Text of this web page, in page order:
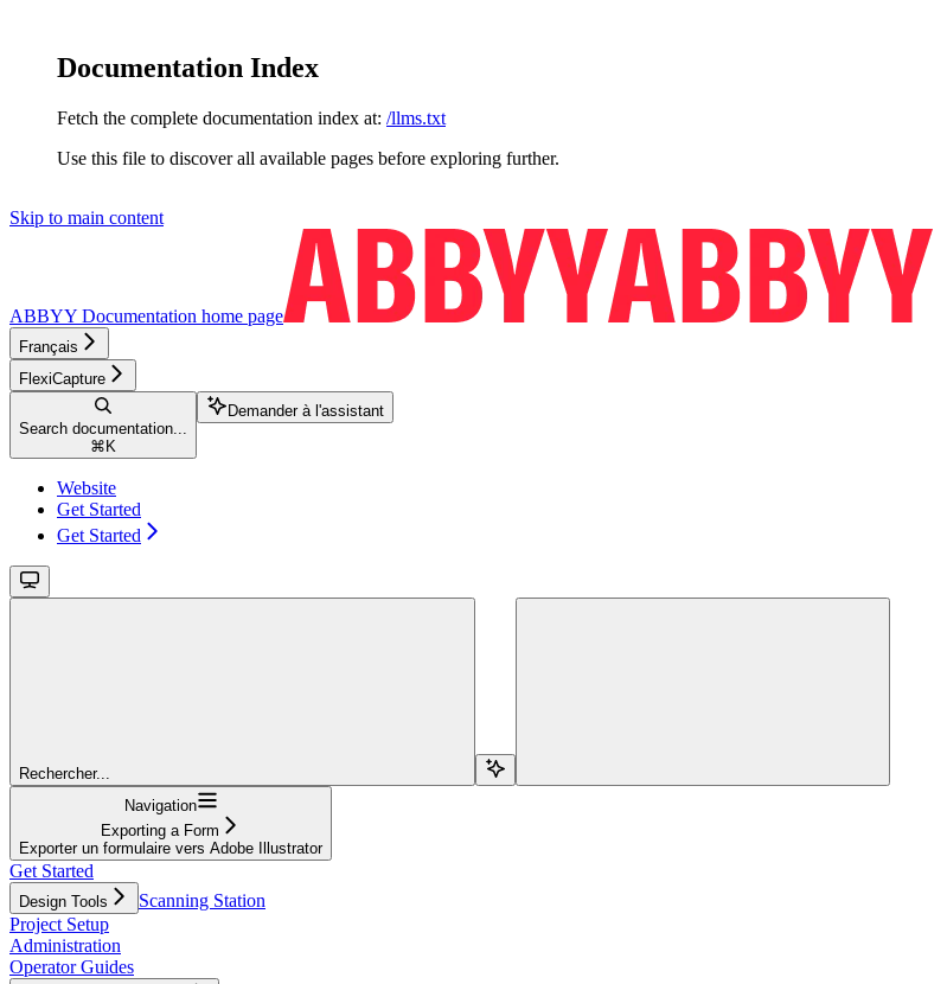
Documentation Index
Fetch the complete documentation index at: /llms.txt
Use this file to discover all available pages before exploring further.
Skip to main content
ABBYY Documentation home page
Français
FlexiCapture
Search documentation...
⌘ K
Demander à l'assistant
Website
Get Started
Get Started
Rechercher...
Navigation
Exporting a Form
Exporter un formulaire vers Adobe Illustrator
Get Started
Design Tools
Scanning Station
Project Setup
Administration
Operator Guides